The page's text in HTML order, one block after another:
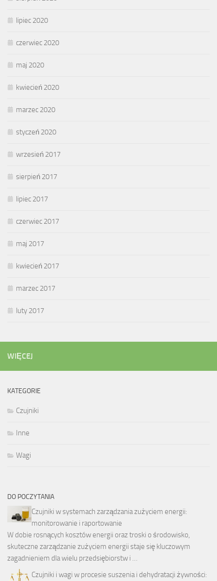
lipiec 2020
czerwiec 2020
maj 2020
kwiecień 2020
marzec 2020
styczeń 2020
wrzesień 2017
sierpień 2017
lipiec 2017
czerwiec 2017
maj 2017
kwiecień 2017
marzec 2017
luty 2017
WIĘCEJ
KATEGORIE
Czujniki
Inne
Wagi
DO POCZYTANIA
Czujniki w systemach zarządzania zużyciem energii:
monitorowanie i raportowanie
W dobie rosnących kosztów energii oraz troski o środowisko,
skuteczne zarządzanie zużyciem energii staje się kluczowym
zagadnieniem dla wielu przedsiębiorstw i …
Czujniki i wagi w procesie suszenia i dehydratacji żywności: